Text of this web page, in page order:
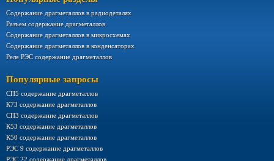
Содержание драгметаллов в радиодеталях
Разъем содержание драгметаллов
Содержание драгметаллов в микросхемах
Содержание драгметаллов в конденсаторах
Реле РЭС содержание драгметаллов
Популярные запросы
СП5 содержание драгметаллов
К73 содержание драгметаллов
СП3 содержание драгметаллов
К53 содержание драгметаллов
К50 содержание драгметаллов
РЭС 9 содержание драгметаллов
РЭС 22 содержание драгметаллов